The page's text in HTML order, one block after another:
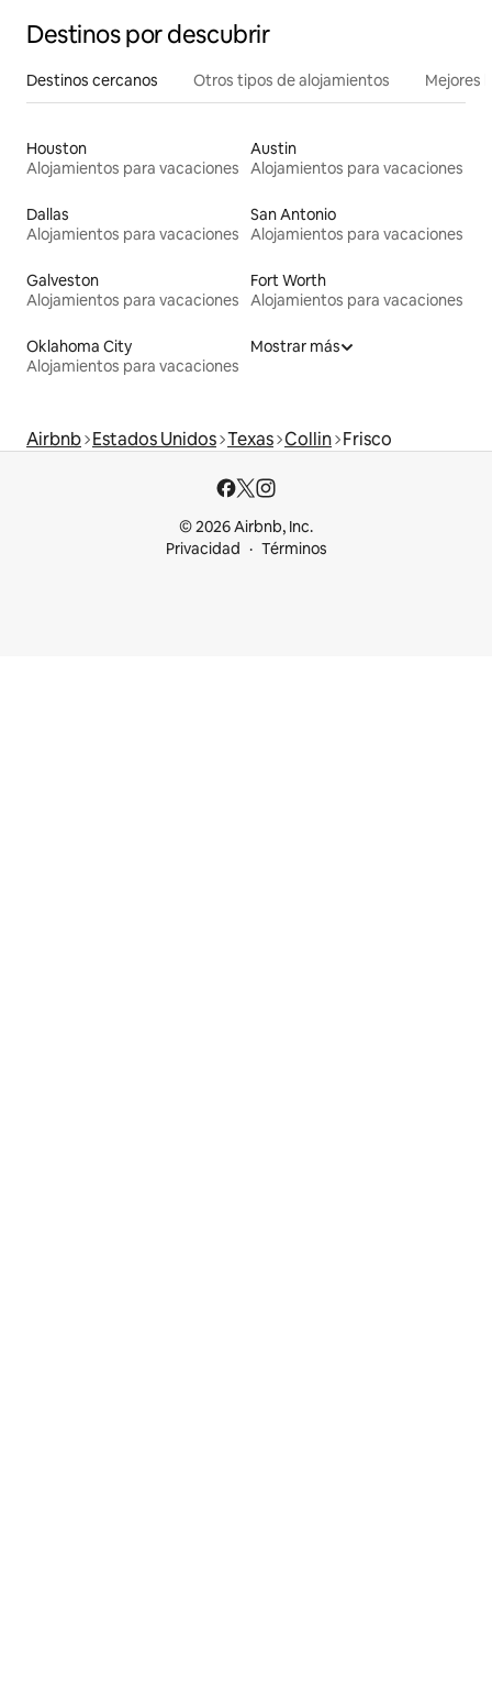
Destinos por descubrir
Destinos cercanos Otros tipos de alojamientos Mejores
Houston
Alojamientos para vacaciones
Austin
Alojamientos para vacaciones
Dallas
Alojamientos para vacaciones
San Antonio
Alojamientos para vacaciones
Galveston
Alojamientos para vacaciones
Fort Worth
Alojamientos para vacaciones
Oklahoma City
Alojamientos para vacaciones
Mostrar más
Airbnb Estados Unidos Texas Collin Frisco
© 2026 Airbnb, Inc.
Privacidad
Términos